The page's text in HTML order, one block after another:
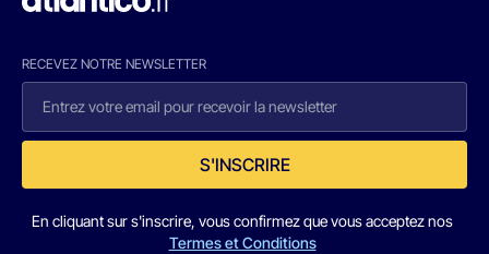
RECEVEZ NOTRE NEWSLETTER
S'INSCRIRE
En cliquant sur s'inscrire, vous confirmez que vous acceptez nos
Termes et Conditions